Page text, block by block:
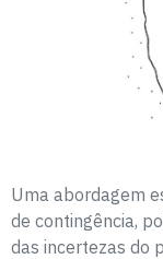
Uma abordagem
de contingência,
das incertezas do